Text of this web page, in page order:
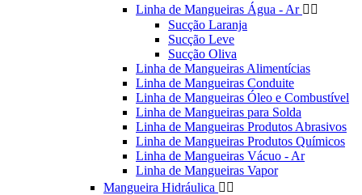
Linha de Mangueiras Água - Ar  
Sucção Laranja
Sucção Leve
Sucção Oliva
Linha de Mangueiras Alimentícias
Linha de Mangueiras Conduite
Linha de Mangueiras Óleo e Combustível
Linha de Mangueiras para Solda
Linha de Mangueiras Produtos Abrasivos
Linha de Mangueiras Produtos Químicos
Linha de Mangueiras Vácuo - Ar
Linha de Mangueiras Vapor
Mangueira Hidráulica  